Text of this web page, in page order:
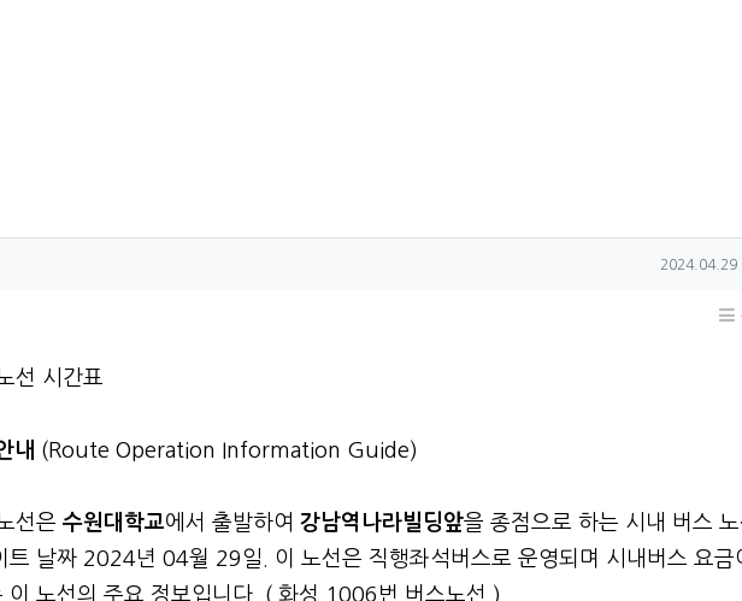
작성일
2024.04.29
선 시간표
내 (Route Operation Information Guide)
선은 수원대학교에서 출발하여 강남역나라빌딩앞을 종점으로 하는 시내 버스 노
트 날짜 2024년 04월 29일. 이 노선은 직행좌석버스로 운영되며 시내버스 요금
이 노선의 주요 정보입니다. ( 화성 1006번 버스노선 )